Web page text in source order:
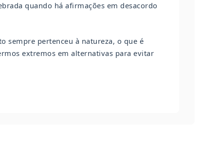
quando há afirmações em desacordo
sempre pertenceu à natureza, o que é
extremos em alternativas para evitar